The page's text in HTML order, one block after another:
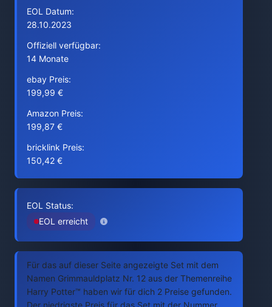
EOL Datum:
28.10.2023
Offiziell verfügbar:
14 Monate
ebay Preis:
199,99 €
Amazon Preis:
199,87 €
bricklink Preis:
150,42 €
EOL Status:
EOL erreicht
Für das auf dieser Seite angezeigte Set mit dem
Namen Grimmauldplatz Nr. 12 aus der Themenreihe
Harry Potter™ haben wir für dich 2 Preise gefunden.
Der niedrigste Preis für das Set mit der Nummer